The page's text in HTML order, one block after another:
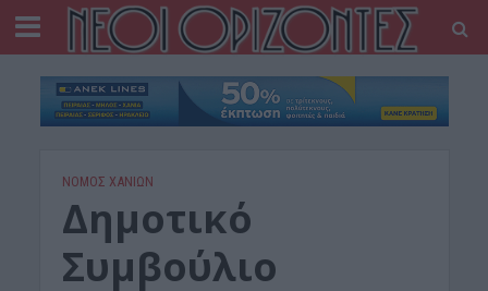
ΝΟΜΌΣ ΧΑΝΊΩΝ
Δημοτικό
Συμβούλιο